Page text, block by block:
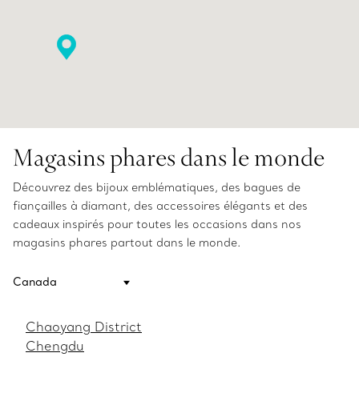
Magasins phares dans le monde
Découvrez des bijoux emblématiques, des bagues de
fiançailles à diamant, des accessoires élégants et des
cadeaux inspirés pour toutes les occasions dans nos
magasins phares partout dans le monde.
Chaoyang District
Chengdu